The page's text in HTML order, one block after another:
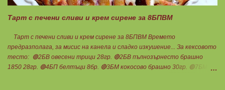
Тарт с печени сливи и крем сирене за 8БПВМ
Тарт с печени сливи и крем сирене за 8БПВМ Времето
предразполага, за мисис на канела и сладко изкушение... За кексовото
тесто: 🟢2БВ овесени трици 28гр. 🔴2БВ пълнозърнесто брашно
1850 28гр. 🟢4БП белтъци 8бр. 🔴3БМ кокосово брашно 30гр. 🟢7БМ